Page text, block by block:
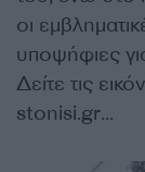
οι
υποψήφιες
Δείτε τις
stonisi.gr…